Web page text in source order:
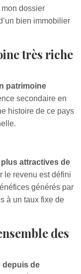
dossier
bien immobilier
très riche
patrimoine
secondaire en
histoire de ce pays
plus attractives de
le revenu est défini
générés par
à un taux fixe de
des
depuis de